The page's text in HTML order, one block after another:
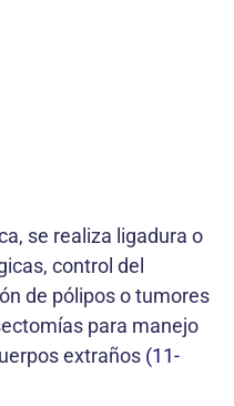
se realiza ligadura o
control del
de pólipos o tumores
para manejo
extraños (11-